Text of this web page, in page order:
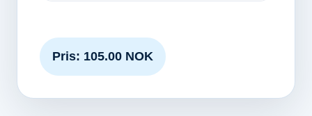
Pris: 105.00 NOK